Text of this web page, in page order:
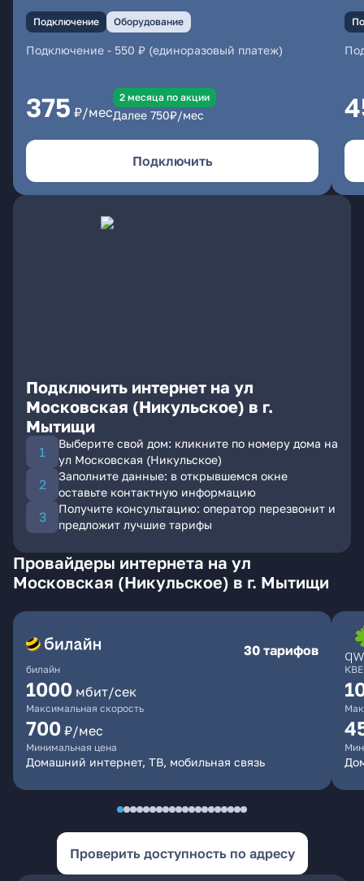
Подключение Оборудование
Подключение - 550 ₽ (единоразовый платеж)
375 ₽/мес
2 месяцa по акции
Далее 750₽/мес
Подключить
Подключить интернет на ул
Московская (Никульское) в г.
Мытищи
Выберите свой дом: кликните по номеру дома на
ул Московская (Никульское)
Заполните данные: в открывшемся окне
оставьте контактную информацию
Получите консультацию: оператор перезвонит и
предложит лучшие тарифы
Провайдеры интернета на ул
Московская (Никульское) в г. Мытищи
билайн
30 тарифов
1000 мбит/сек
Максимальная скорость
700 ₽/мес
Минимальная цена
Домашний интернет, ТВ, мобильная связь
Проверить доступность по адресу